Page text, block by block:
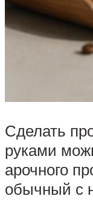
Сделать
руками
арочного
обычный с